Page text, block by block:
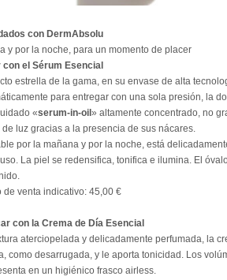
con DermAbsolu
y por la noche, para un momento de placer
el Sérum Esencial
estrella de la gama, en su envase de alta
para entregar con una sola presión, la
«serum-in-oil » altamente concentrado, no
de luz gracias a la presencia de sus nácares.
por la mañana y por la noche, está
La piel se redensifica, tonifica e ilumina. El
de venta indicativo: 45,00 €
con la Crema de Día Esencial
aterciopelada y delicadamente perfumada, la
como desarrugada, y le aporta tonicidad. Los
en un higiénico frasco airless.